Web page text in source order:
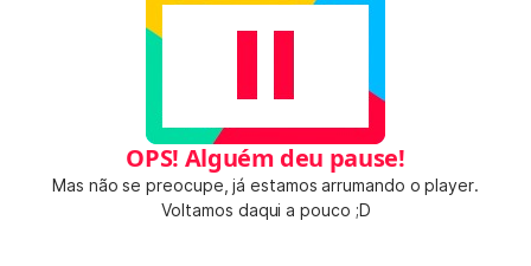
OPS! Alguém deu pause!
Mas não se preocupe, já estamos arrumando o player.
Voltamos daqui a pouco ;D